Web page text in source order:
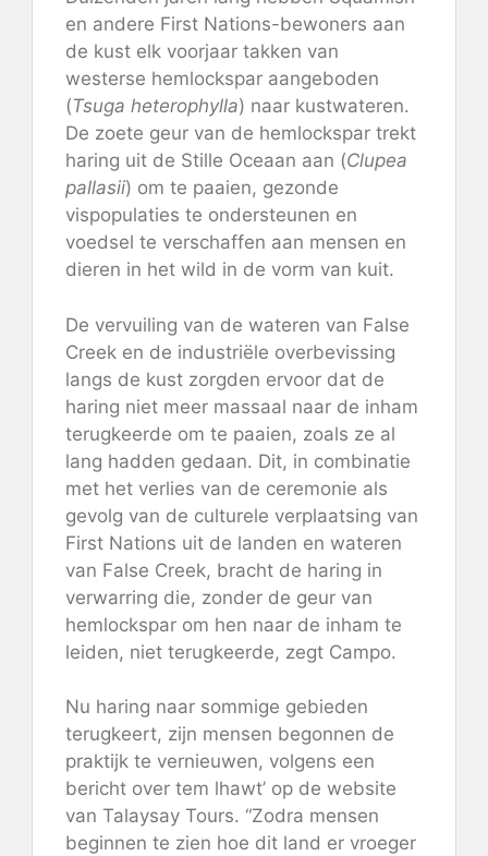
en andere First Nations-bewoners aan
de kust elk voorjaar takken van
westerse hemlockspar aangeboden
(Tsuga heterophylla) naar kustwateren.
De zoete geur van de hemlockspar trekt
haring uit de Stille Oceaan aan (Clupea
pallasii) om te paaien, gezonde
vispopulaties te ondersteunen en
voedsel te verschaffen aan mensen en
dieren in het wild in de vorm van kuit.
De vervuiling van de wateren van False
Creek en de industriële overbevissing
langs de kust zorgden ervoor dat de
haring niet meer massaal naar de inham
terugkeerde om te paaien, zoals ze al
lang hadden gedaan. Dit, in combinatie
met het verlies van de ceremonie als
gevolg van de culturele verplaatsing van
First Nations uit de landen en wateren
van False Creek, bracht de haring in
verwarring die, zonder de geur van
hemlockspar om hen naar de inham te
leiden, niet terugkeerde, zegt Campo.
Nu haring naar sommige gebieden
terugkeert, zijn mensen begonnen de
praktijk te vernieuwen, volgens een
bericht over tem lhawt’ op de website
van Talaysay Tours. “Zodra mensen
beginnen te zien hoe dit land er vroeger